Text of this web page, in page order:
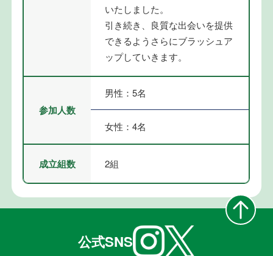
いたしました。
引き続き、良質な出会いを提供
できるようさらにブラッシュア
ップしていきます。
参加人数
男性：5名
女性：4名
成立組数 2組
公式SNS